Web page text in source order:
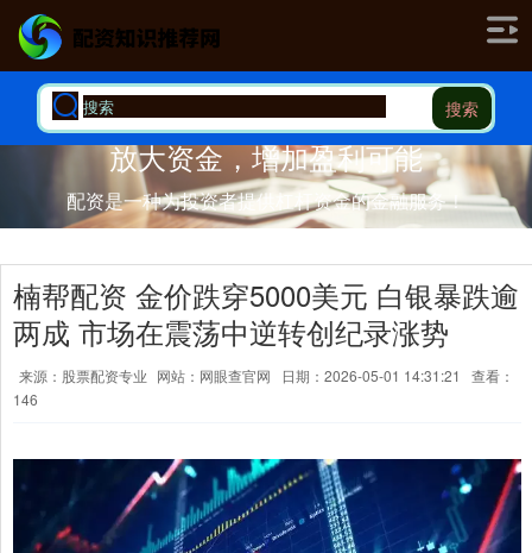
搜索
放大资金，增加盈利可能
配资是一种为投资者提供杠杆资金的金融服务！
楠帮配资 金价跌穿5000美元 白银暴跌逾
两成 市场在震荡中逆转创纪录涨势
来源：股票配资专业 网站：网眼查官网 日期：2026-05-01 14:31:21
查看：
146